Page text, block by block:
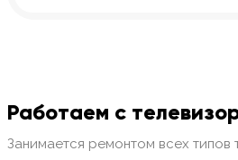
Работаем с
Занимается ремонтом всех типов